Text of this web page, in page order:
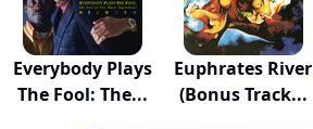
Everybody Plays
The Fool: The...
Euphrates River
(Bonus Track...